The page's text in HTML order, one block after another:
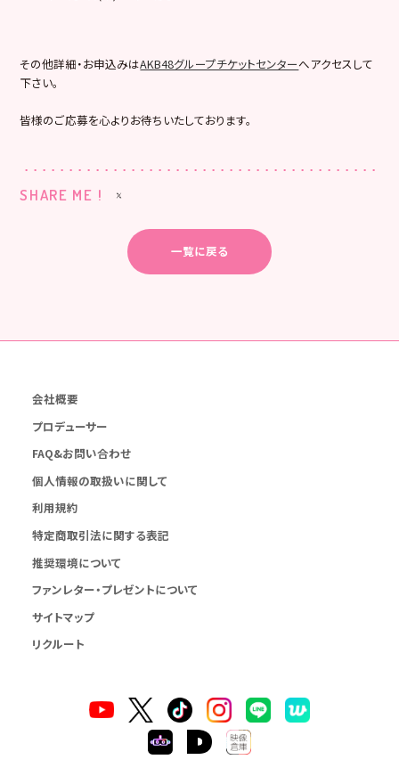
その他詳細・お申込みはAKB48グループチケットセンターへアクセスして
下さい。
皆様のご応募を心よりお待ちいたしております。
SHARE ME !
一覧に戻る
会社概要
プロデューサー
FAQ&お問い合わせ
個人情報の取扱いに関して
利用規約
特定商取引法に関する表記
推奨環境について
ファンレター・プレゼントについて
サイトマップ
リクルート